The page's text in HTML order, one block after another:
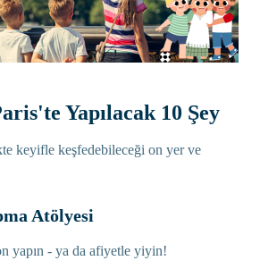
Yapılacak 10 Şey
keyifle keşfedebileceği on yer ve
Atölyesi
yapın - ya da afiyetle yiyin!